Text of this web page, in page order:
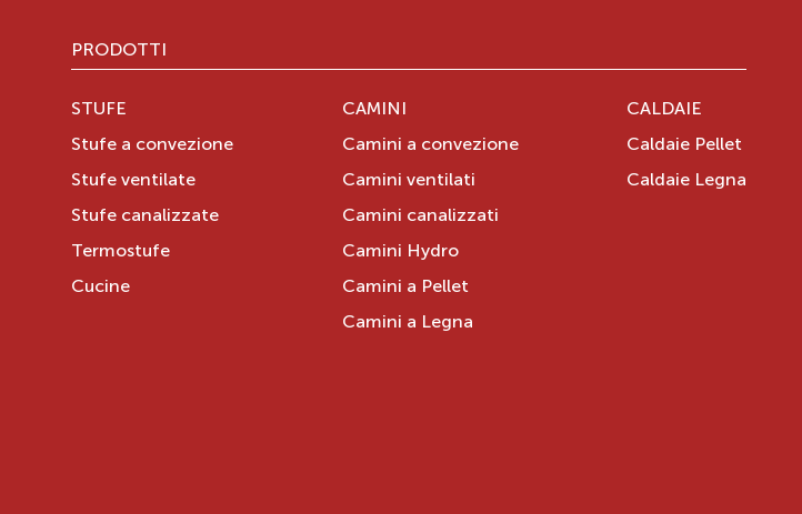
PRODOTTI
STUFE
Stufe a convezione
Stufe ventilate
Stufe canalizzate
Termostufe
Cucine
CAMINI
Camini a convezione
Camini ventilati
Camini canalizzati
Camini Hydro
Camini a Pellet
Camini a Legna
CALDAIE
Caldaie Pellet
Caldaie Legna